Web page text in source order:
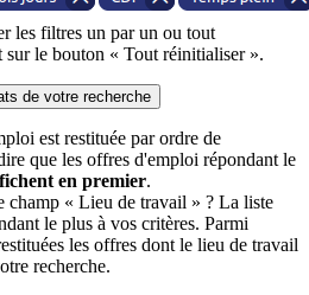
les filtres un par un ou tout
le bouton « Tout réinitialiser ».
de votre recherche
est restituée par ordre de
que les offres d'emploi répondant le
en premier.
champ « Lieu de travail » ? La liste
le plus à vos critères. Parmi
les offres dont le lieu de travail
recherche.